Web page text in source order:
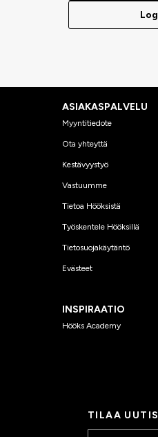
ASIAKASPALVELU
Myyntitiedote
Ota yhteyttä
Kestävyystyö
Vastuumme
Tietoa Hööksistä
Työskentele Hööksillä
Tietosuojakäytäntö
Evästeet
INSPIRAATIO
Hööks Academy
TILAA